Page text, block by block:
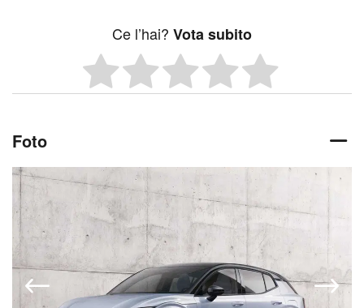
Ce l’hai? Vota subito
Foto